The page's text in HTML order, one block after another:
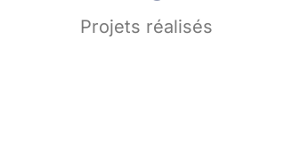
Projets réalisés